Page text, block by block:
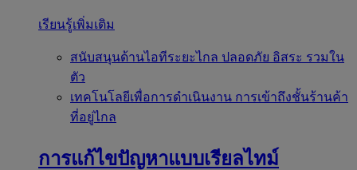
เรียนรู้เพิ่มเติม
สนับสนุนด้านไอทีระยะไกล ปลอดภัย อิสระ รวมใน
ตัว
เทคโนโลยีเพื่อการดำเนินงาน การเข้าถึงชั้นร้านค้า
ที่อยู่ไกล
การแก้ไขปัญหาแบบเรียลไทม์